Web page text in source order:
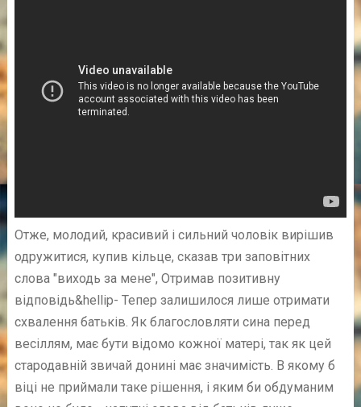
Отже, молодий, красивий і сильний чоловік вирішив
одружитися, купив кільце, сказав три заповітних
слова "виходь за мене", Отримав позитивну
відповідь&hellip- Тепер залишилося лише отримати
схвалення батьків. Як благословляти сина перед
весіллям, має бути відомо кожної матері, так як цей
стародавній звичай донині має значимість. В якому б
віці не приймали таке рішення, і яким би обдуманим